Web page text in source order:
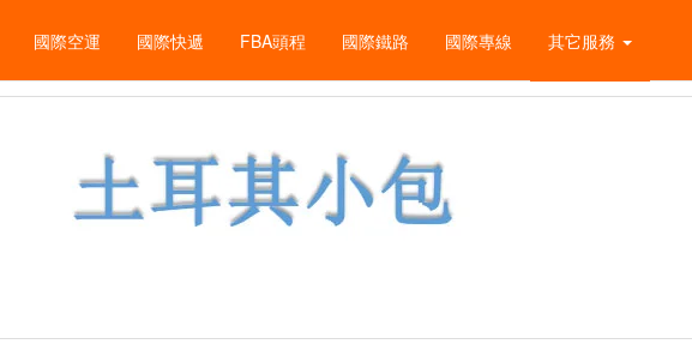
國際空運 國際快遞 FBA頭程 國際鐵路 國際專線 其它服務